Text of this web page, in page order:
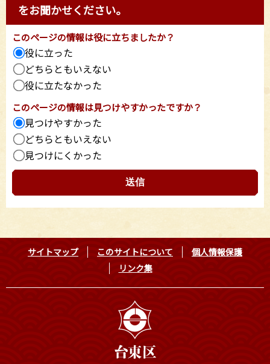
をお聞かせください。
このページの情報は役に立ちましたか？
役に立った
どちらともいえない
役に立たなかった
このページの情報は見つけやすかったですか？
見つけやすかった
どちらともいえない
見つけにくかった
サイトマップ このサイトについて
個人情報保護
リンク集